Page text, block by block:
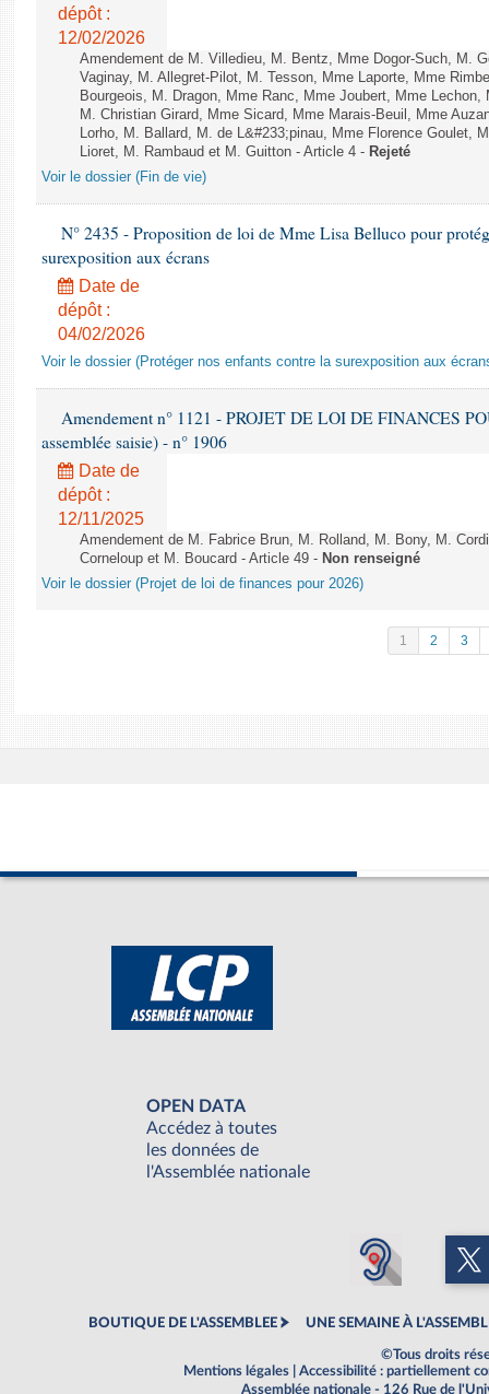
dépôt :
12/02/2026
Amendement de M. Villedieu, M. Bentz, Mme Dogor-Such, M.
Vaginay, M. Allegret-Pilot, M. Tesson, Mme Laporte, Mme
Bourgeois, M. Dragon, Mme Ranc, Mme Joubert, Mme
M. Christian Girard, Mme Sicard, Mme Marais-Beuil, Mme
Lorho, M. Ballard, M. de L&#233;pinau, Mme Florence Goulet,
Lioret, M. Rambaud et M. Guitton - Article 4 - Rejeté
Voir le dossier (Fin de vie)
N° 2435 - Proposition de loi de Mme Lisa Belluco pour
surexposition aux écrans
Date de
dépôt :
04/02/2026
Voir le dossier (Protéger nos enfants contre la surexposition aux
Amendement n° 1121 - PROJET DE LOI DE FINANCES
assemblée saisie) - n° 1906
Date de
dépôt :
12/11/2025
Amendement de M. Fabrice Brun, M. Rolland, M. Bony, M.
Corneloup et M. Boucard - Article 49 - Non renseigné
Voir le dossier (Projet de loi de finances pour 2026)
1 2 3
OPEN DATA
Accédez à toutes
les données de
l'Assemblée nationale
BOUTIQUE DE L'ASSEMBLEE UNE SEMAINE À
©Tous droits
Mentions légales
Accessibilité : partiellement
Assemblée nationale - 126 Rue de